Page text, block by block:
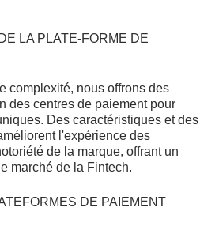
LA PLATE-FORME DE
complexité, nous offrons des
des centres de paiement pour
Des caractéristiques et des
l'expérience des
de la marque, offrant un
marché de la Fintech.
DE PAIEMENT